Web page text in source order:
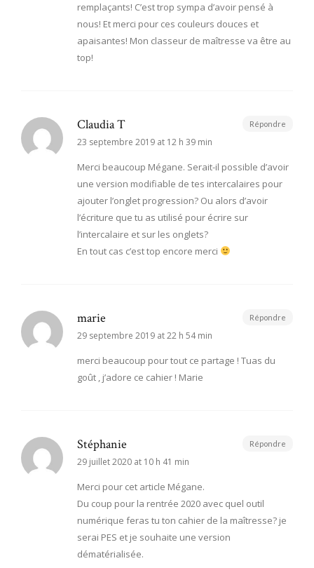
remplaçants! C’est trop sympa d’avoir pensé à
nous! Et merci pour ces couleurs douces et
apaisantes! Mon classeur de maîtresse va être au
top!
Claudia T
23 septembre 2019 at 12 h 39 min
Merci beaucoup Mégane. Serait-il possible d’avoir
une version modifiable de tes intercalaires pour
ajouter l’onglet progression? Ou alors d’avoir
l’écriture que tu as utilisé pour écrire sur
l’intercalaire et sur les onglets?
En tout cas c’est top encore merci
Répondre
marie
29 septembre 2019 at 22 h 54 min
merci beaucoup pour tout ce partage ! Tuas du
goût , j’adore ce cahier ! Marie
Répondre
Stéphanie
29 juillet 2020 at 10 h 41 min
Merci pour cet article Mégane.
Du coup pour la rentrée 2020 avec quel outil
numérique feras tu ton cahier de la maîtresse? je
serai PES et je souhaite une version
dématérialisée.
Répondre